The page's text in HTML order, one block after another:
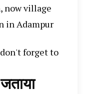
Portet Update
Kisan Protest
now village
in Adampur
forget to